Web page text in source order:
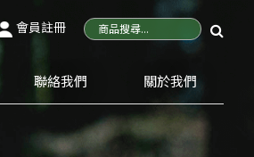
會員註冊
聯絡我們 關於我們